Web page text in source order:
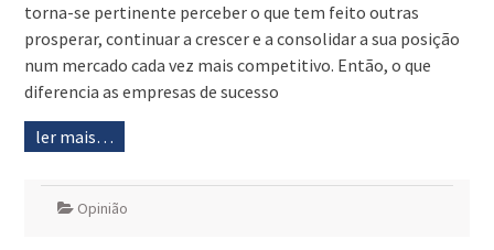
torna-se pertinente perceber o que tem feito outras
prosperar, continuar a crescer e a consolidar a sua posição
num mercado cada vez mais competitivo. Então, o que
diferencia as empresas de sucesso
ler mais…
Opinião